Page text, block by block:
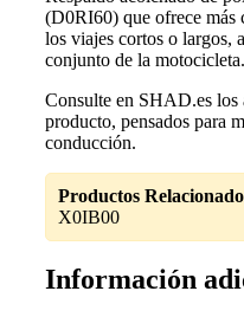
(D0RI60) que ofrece más
los viajes cortos o largos,
conjunto de la
Consulte en SHAD.es los
producto, pensados para
conducción.
Productos
X0IB00
Información